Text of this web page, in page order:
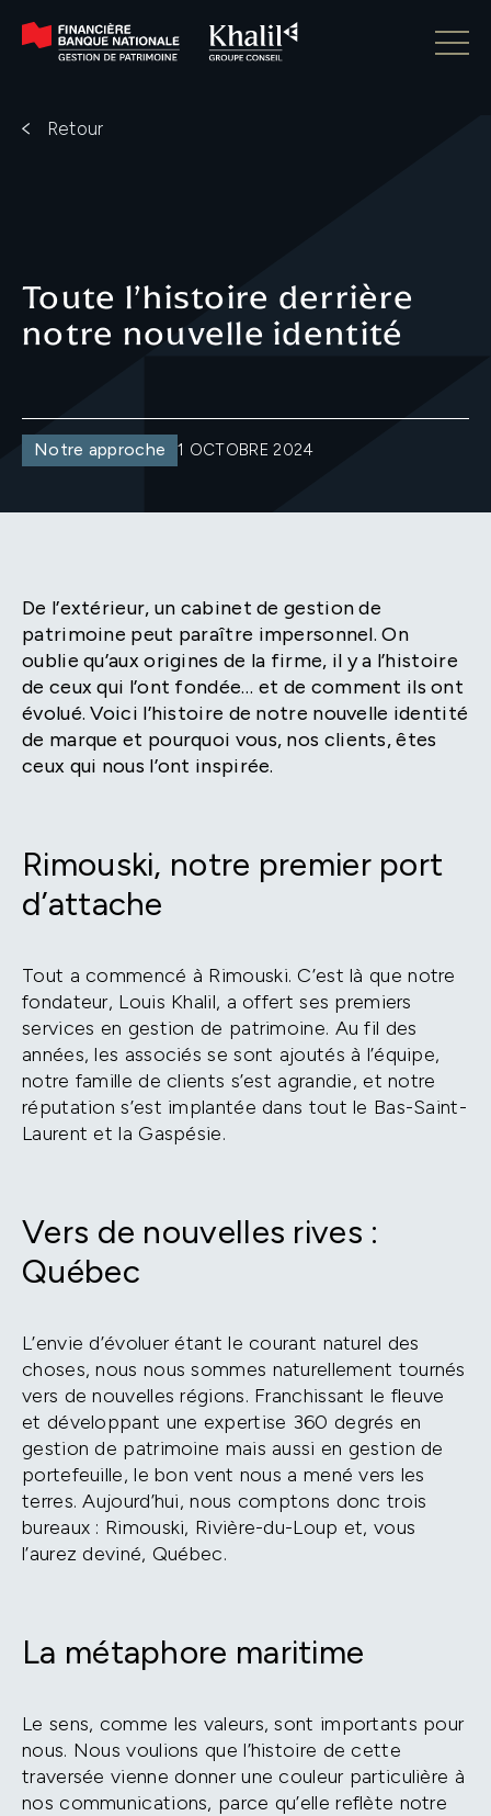
Retour
Toute l’histoire derrière
notre nouvelle identité
Notre approche 1 OCTOBRE 2024
De l’extérieur, un cabinet de gestion de
patrimoine peut paraître impersonnel. On
oublie qu’aux origines de la firme, il y a l’histoire
de ceux qui l’ont fondée… et de comment ils ont
évolué. Voici l’histoire de notre nouvelle identité
de marque et pourquoi vous, nos clients, êtes
ceux qui nous l’ont inspirée.
Rimouski, notre premier port
d’attache
Tout a commencé à Rimouski. C’est là que notre
fondateur, Louis Khalil, a offert ses premiers
services en gestion de patrimoine. Au fil des
années, les associés se sont ajoutés à l’équipe,
notre famille de clients s’est agrandie, et notre
réputation s’est implantée dans tout le Bas-Saint-
Laurent et la Gaspésie.
Vers de nouvelles rives :
Québec
L’envie d’évoluer étant le courant naturel des
choses, nous nous sommes naturellement tournés
vers de nouvelles régions. Franchissant le fleuve
et développant une expertise 360 degrés en
gestion de patrimoine mais aussi en gestion de
portefeuille, le bon vent nous a mené vers les
terres. Aujourd’hui, nous comptons donc trois
bureaux : Rimouski, Rivière-du-Loup et, vous
l’aurez deviné, Québec.
La métaphore maritime
Le sens, comme les valeurs, sont importants pour
nous. Nous voulions que l’histoire de cette
traversée vienne donner une couleur particulière à
nos communications, parce qu’elle reflète notre